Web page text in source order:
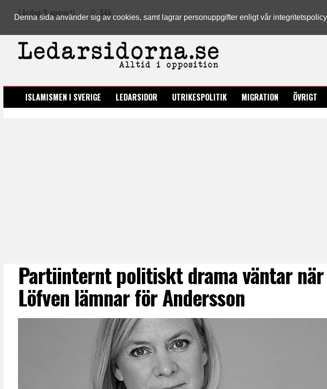
Denna sida använder sig av cookies, samt lagrar personuppgifter enligt vår integritetspolicy
Lördag 8 augusti Sök
LEDARSIDORNA.SE
ISLAMISMEN I SVERIGE LEDARSIDOR UTRIKESPOLITIK MIGRATION ÖVRIGT
Partiinternt politiskt drama väntar när
Löfven lämnar för Andersson